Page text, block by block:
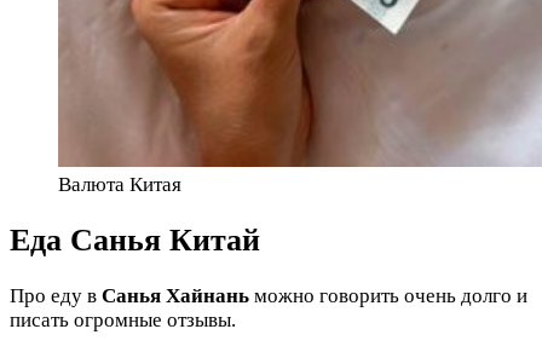
Валюта Китая
Еда Санья Китай
Про еду в Санья Хайнань можно говорить очень долго и
писать огромные отзывы.